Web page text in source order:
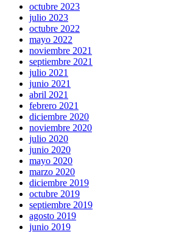
octubre 2023
julio 2023
octubre 2022
mayo 2022
noviembre 2021
septiembre 2021
julio 2021
junio 2021
abril 2021
febrero 2021
diciembre 2020
noviembre 2020
julio 2020
junio 2020
mayo 2020
marzo 2020
diciembre 2019
octubre 2019
septiembre 2019
agosto 2019
junio 2019